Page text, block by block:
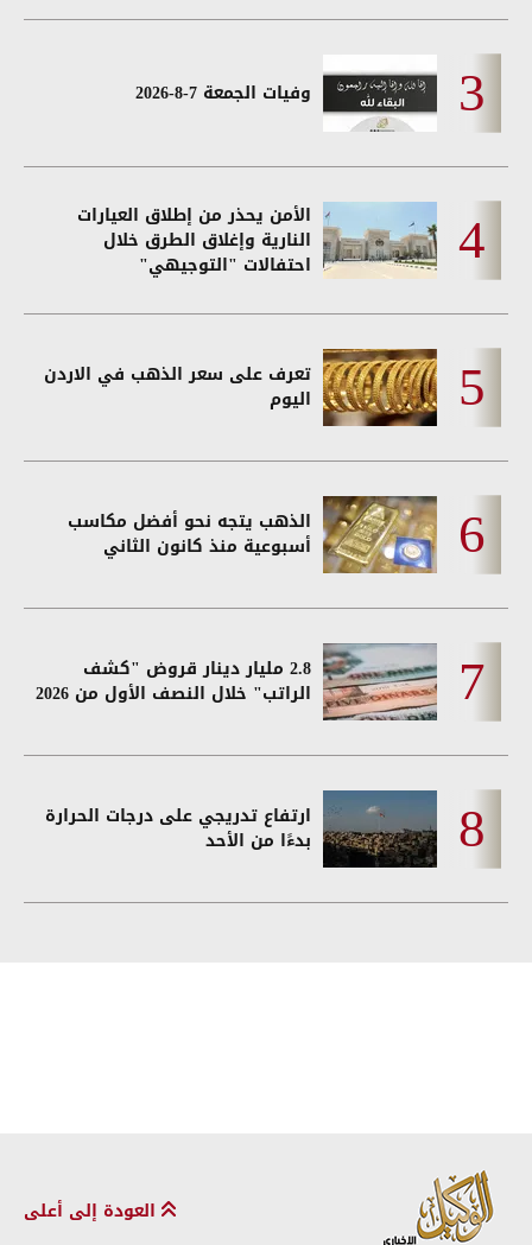
وفيات الجمعة 7-8-2026
الأمن يحذر من إطلاق العيارات
النارية وإغلاق الطرق خلال
احتفالات "التوجيهي"
تعرف على سعر الذهب في الاردن
اليوم
الذهب يتجه نحو أفضل مكاسب
أسبوعية منذ كانون الثاني
2.8 مليار دينار قروض "كشف
الراتب" خلال النصف الأول من 2026
ارتفاع تدريجي على درجات الحرارة
بدءًا من الأحد
العودة إلى أعلى